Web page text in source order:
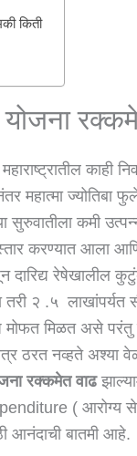
किती
योजना
काही
महात्मा
सुरुवातीला कमी
करण्यात आला आणि
रेषेखालील
२ .५ लाखांपर्यत
मोफत मिळत असे
ठरत नव्हते अश्या
रक्कमेत वाढ
( आरोग्य
आनंदाची बातमी आहे.